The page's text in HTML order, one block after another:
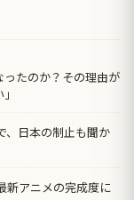
ったのか？その理由が
、日本の制止も聞か
新アニメの完成度に